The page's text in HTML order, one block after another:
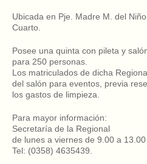
Ubicada en Pje. Madre M. del
Cuarto.
Posee una quinta con pileta y
para 250 personas.
Los matriculados de dicha
del salón para eventos, previa
los gastos de limpieza.
Para mayor información:
Secretaría de la Regional
de lunes a viernes de 9.00 a 13.00
Tel: (0358) 4635439.